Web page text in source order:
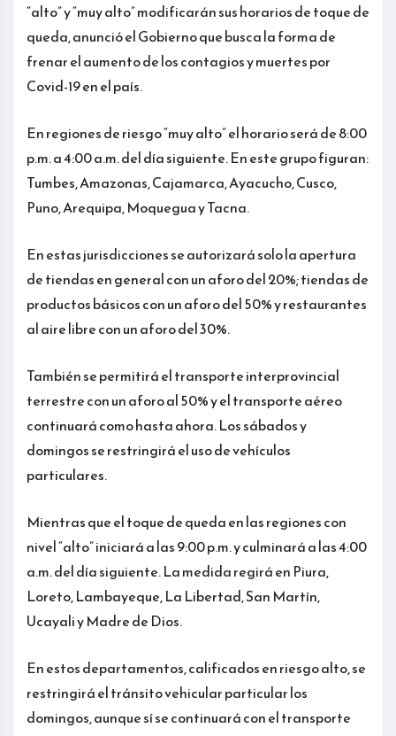
“alto” y “muy alto” modificarán sus horarios de toque de
queda, anunció el Gobierno que busca la forma de
frenar el aumento de los contagios y muertes por
Covid-19 en el país.
En regiones de riesgo “muy alto” el horario será de 8:00
p.m. a 4:00 a.m. del día siguiente. En este grupo figuran:
Tumbes, Amazonas, Cajamarca, Ayacucho, Cusco,
Puno, Arequipa, Moquegua y Tacna.
En estas jurisdicciones se autorizará solo la apertura
de tiendas en general con un aforo del 20%; tiendas de
productos básicos con un aforo del 50% y restaurantes
al aire libre con un aforo del 30%.
También se permitirá el transporte interprovincial
terrestre con un aforo al 50% y el transporte aéreo
continuará como hasta ahora. Los sábados y
domingos se restringirá el uso de vehículos
particulares.
Mientras que el toque de queda en las regiones con
nivel “alto” iniciará a las 9:00 p.m. y culminará a las 4:00
a.m. del día siguiente. La medida regirá en Piura,
Loreto, Lambayeque, La Libertad, San Martín,
Ucayali y Madre de Dios.
En estos departamentos, calificados en riesgo alto, se
restringirá el tránsito vehicular particular los
domingos, aunque sí se continuará con el transporte